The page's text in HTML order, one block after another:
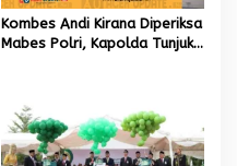
Kombes Andi Kirana Diperiksa
Mabes Polri, Kapolda Tunjuk
Aceh